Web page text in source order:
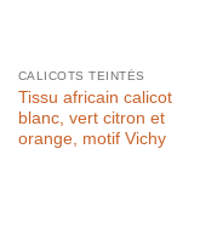
CALICOTS TEINTÉS
Tissu africain calicot
blanc, vert citron et
orange, motif Vichy